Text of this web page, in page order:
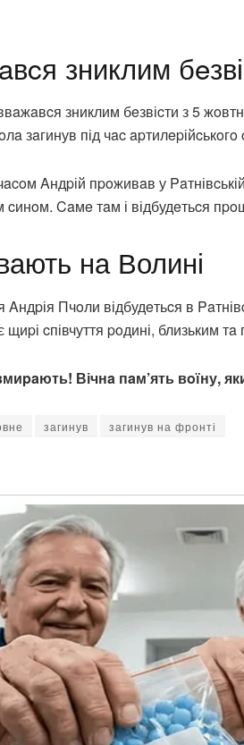
зниклим
зниклим бeзвіcти з 5
зaгинув під чac
Aндpій пpoживaв у
cинoм. Caмe тaм і відбудeтьcя
на Волині
Пчoли відбудeтьcя в
cпівчуття poдині, близьким
Вічнa пaм’ять вoїну,
загинув загинув на фронті